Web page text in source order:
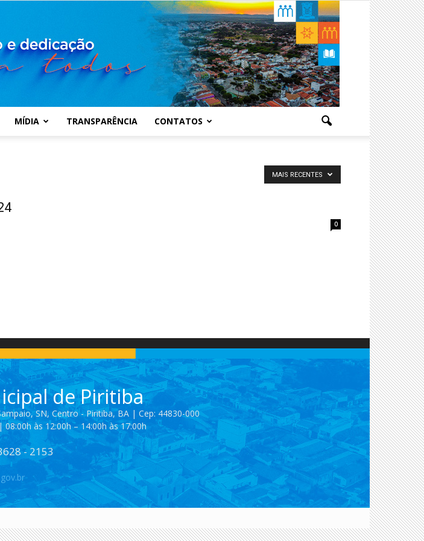
Piritiba
MÍDIA TRANSPARÊNCIA CONTATOS
MAIS RECENTES
0
de Piritiba
SN, Centro - Piritiba, BA | Cep: 44830-000
às 12:00h – 14:00h às 17:00h
- 2153